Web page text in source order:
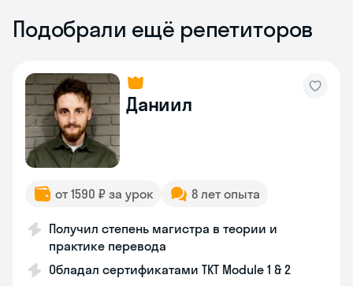
Подобрали ещё репетиторов
Даниил
от 1590 ₽ за урок 8 лет опыта
Получил степень магистра в теории и
практике перевода
Обладал сертификатами TKT Module 1 & 2